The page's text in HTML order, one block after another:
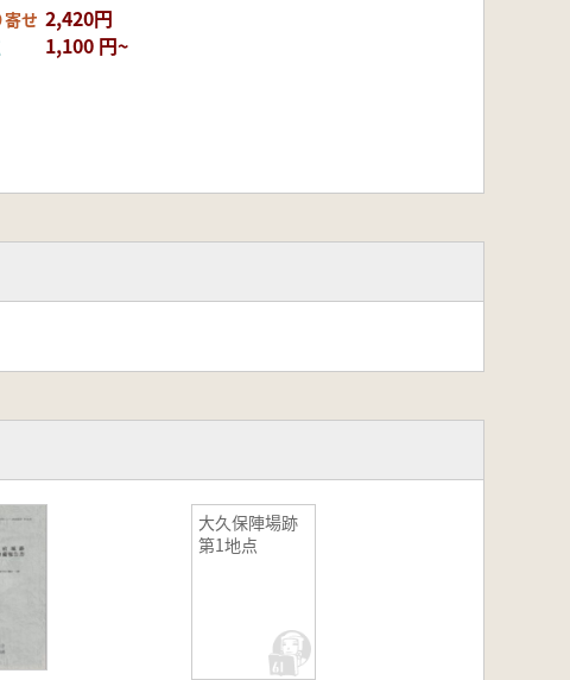
せ 2,420円
1,100 円~
大久保陣場跡
第1地点